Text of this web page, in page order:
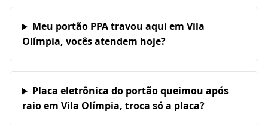
Meu portão PPA travou aqui em Vila
Olímpia, vocês atendem hoje?
Placa eletrônica do portão queimou após
raio em Vila Olímpia, troca só a placa?